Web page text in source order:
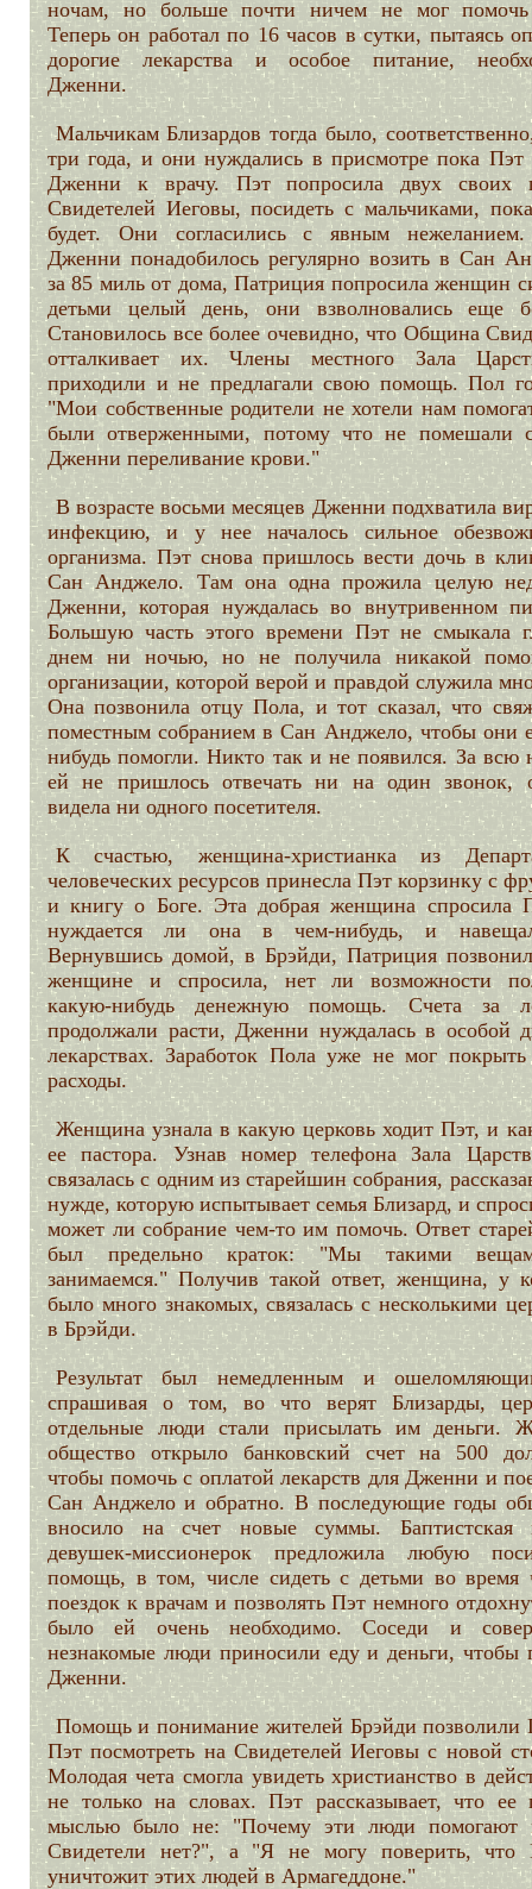
ночам, но больше почти ничем не мог
Теперь он работал по 16 часов в сутки, пытаясь
дорогие лекарства и особое питание,
Дженни.
Мальчикам Близардов тогда было,
три года, и они нуждались в присмотре пока Пэт
Дженни к врачу. Пэт попросила двух своих
Свидетелей Иеговы, посидеть с мальчиками,
будет. Они согласились с явным нежеланием.
Дженни понадобилось регулярно возить в Сан
за 85 миль от дома, Патриция попросила женщин
детьми целый день, они взволновались еще
Становилось все более очевидно, что Община
отталкивает их. Члены местного Зала
приходили и не предлагали свою помощь. Пол
"Мои собственные родители не хотели нам
были отверженными, потому что не помешали
Дженни переливание крови."
В возрасте восьми месяцев Дженни подхватила
инфекцию, и у нее началось сильное
организма. Пэт снова пришлось вести дочь в
Сан Анджело. Там она одна прожила целую
Дженни, которая нуждалась во внутривенном
Большую часть этого времени Пэт не смыкала
днем ни ночью, но не получила никакой
организации, которой верой и правдой служила
Она позвонила отцу Пола, и тот сказал, что
поместным собранием в Сан Анджело, чтобы они
нибудь помогли. Никто так и не появился. За всю
ей не пришлось отвечать ни на один звонок,
видела ни одного посетителя.
К счастью, женщина-христианка из
человеческих ресурсов принесла Пэт корзинку с
и книгу о Боге. Эта добрая женщина спросила
нуждается ли она в чем-нибудь, и
Вернувшись домой, в Брэйди, Патриция
женщине и спросила, нет ли возможности
какую-нибудь денежную помощь. Счета за
продолжали расти, Дженни нуждалась в особой
лекарствах. Заработок Пола уже не мог
расходы.
Женщина узнала в какую церковь ходит Пэт, и
ее пастора. Узнав номер телефона Зала
связалась с одним из старейшин собрания,
нужде, которую испытывает семья Близард, и
может ли собрание чем-то им помочь. Ответ
был предельно краток: "Мы такими
занимаемся." Получив такой ответ, женщина, у
было много знакомых, связалась с несколькими
в Брэйди.
Результат был немедленным и
спрашивая о том, во что верят Близарды,
отдельные люди стали присылать им деньги.
общество открыло банковский счет на 500
чтобы помочь с оплатой лекарств для Дженни и
Сан Анджело и обратно. В последующие годы
вносило на счет новые суммы. Баптистская
девушек-миссионерок предложила любую
помощь, в том, числе сидеть с детьми во время
поездок к врачам и позволять Пэт немного
было ей очень необходимо. Соседи и
незнакомые люди приносили еду и деньги, чтобы
Дженни.
Помощь и понимание жителей Брэйди позволили
Пэт посмотреть на Свидетелей Иеговы с новой
Молодая чета смогла увидеть христианство в
не только на словах. Пэт рассказывает, что ее
мыслью было не: "Почему эти люди помогают
Свидетели нет?", а "Я не могу поверить, что
уничтожит этих людей в Армагеддоне."